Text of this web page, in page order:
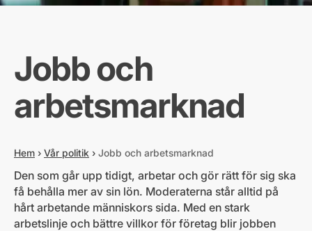
Jobb och
arbetsmarknad
Hem › Vår politik › Jobb och arbetsmarknad
Den som går upp tidigt, arbetar och gör rätt för sig ska
få behålla mer av sin lön. Moderaterna står alltid på
hårt arbetande människors sida. Med en stark
arbetslinje och bättre villkor för företag blir jobben